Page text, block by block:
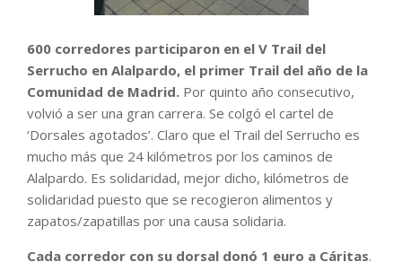
600 corredores participaron en el V Trail del
Serrucho en Alalpardo, el primer Trail del año de la
Comunidad de Madrid. Por quinto año consecutivo,
volvió a ser una gran carrera. Se colgó el cartel de
‘Dorsales agotados’. Claro que el Trail del Serrucho es
mucho más que 24 kilómetros por los caminos de
Alalpardo. Es solidaridad, mejor dicho, kilómetros de
solidaridad puesto que se recogieron alimentos y
zapatos/zapatillas por una causa solidaria.
Cada corredor con su dorsal donó 1 euro a Cáritas.